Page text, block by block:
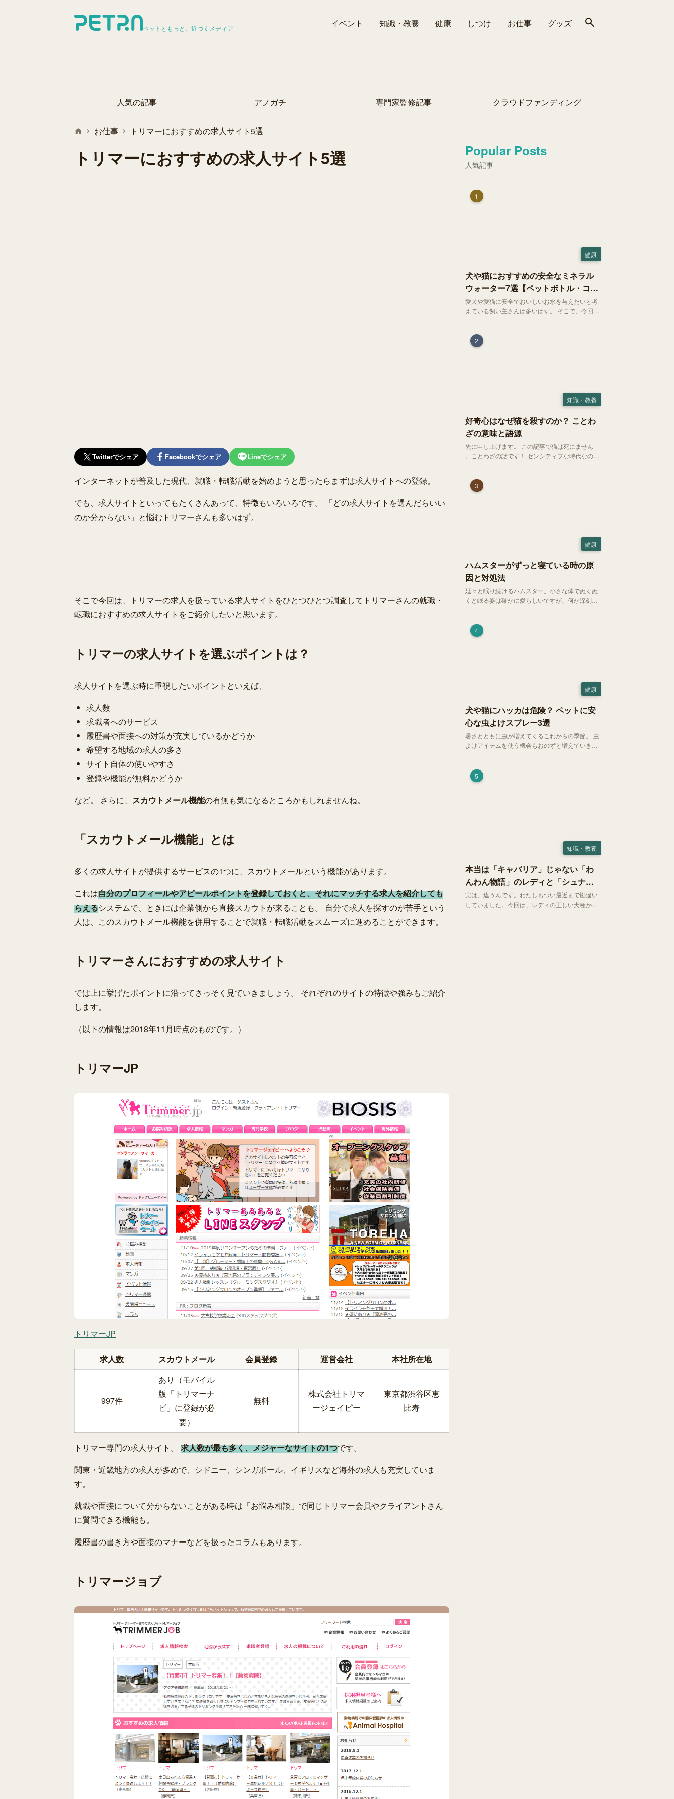
ペットともっと、近づくメディア イベント 知識・教養 健康 しつけ お仕事 グッズ
人気の記事 アノガチ 専門家監修記事 クラウドファンディング
お仕事 トリマーにおすすめの求人サイト5選
トリマーにおすすめの求人サイト5選
Twitterでシェア Facebookでシェア Lineでシェア
インターネットが普及した現代、就職・転職活動を始めようと思ったらまずは求人サイトへの登録。
でも、求人サイトといってもたくさんあって、特徴もいろいろです。 「どの求人サイトを選んだらいい
のか分からない」と悩むトリマーさんも多いはず。
そこで今回は、トリマーの求人を扱っている求人サイトをひとつひとつ調査してトリマーさんの就職・
転職におすすめの求人サイトをご紹介したいと思います。
トリマーの求人サイトを選ぶポイントは？
求人サイトを選ぶ時に重視したいポイントといえば、
求人数
求職者へのサービス
履歴書や面接への対策が充実しているかどうか
希望する地域の求人の多さ
サイト自体の使いやすさ
登録や機能が無料かどうか
など。 さらに、 スカウトメール機能の有無も気になるところかもしれませんね。
「スカウトメール機能」とは
多くの求人サイトが提供するサービスの1つに、スカウトメールという機能があります。
これは自分のプロフィールやアピールポイントを登録しておくと、それにマッチする求人を紹介しても
らえるシステムで、ときには企業側から直接スカウトが来ることも。 自分で求人を探すのが苦手という
人は、このスカウトメール機能を併用することで就職・転職活動をスムーズに進めることができます。
トリマーさんにおすすめの求人サイト
では上に挙げたポイントに沿ってさっそく見ていきましょう。 それぞれのサイトの特徴や強みもご紹介
します。
（以下の情報は2018年11月時点のものです。）
トリマーJP
トリマーJP
求人数 スカウトメール 会員登録 運営会社 本社所在地
997件
あり（モバイル
版「トリマーナ
ビ」に登録が必
要）
無料
株式会社トリマ
ージェイピー
東京都渋谷区恵
比寿
トリマー専門の求人サイト。 求人数が最も多く、メジャーなサイトの1つです。
関東・近畿地方の求人が多めで、シドニー、シンガポール、イギリスなど海外の求人も充実していま
す。
就職や面接について分からないことがある時は「お悩み相談」で同じトリマー会員やクライアントさん
に質問できる機能も。
履歴書の書き方や面接のマナーなどを扱ったコラムもあります。
トリマージョブ
Popular Posts
人気記事
1
健康
犬や猫におすすめの安全なミネラル
ウォーター7選【ペットボトル・コン
ビニ対応】
愛犬や愛猫に安全でおいしいお水を与えたいと考
えている飼い主さんは多いはず。 そこで、今回は
おすすめなものを厳選してご紹介します！
2
知識・教養
好奇心はなぜ猫を殺すのか？ ことわ
ざの意味と語源
先に申し上げます。 この記事で猫は死にません
。ことわざの話です！ センシティブな時代なので
ざを聞いたことはありますか？
3
健康
ハムスターがずっと寝ている時の原
因と対処法
延々と眠り続けるハムスター。小さな体でぬくぬ
くと眠る姿は確かに愛らしいですが、何か深刻な
常範囲やぐったりしている場合の見分け方、安心
できる環境づくり についてご紹介します。
4
健康
犬や猫にハッカは危険？ ペットに安
心な虫よけスプレー3選
暑さとともに虫が増えてくるこれからの季節。 虫
よけアイテムを使う機会もおのずと増えていきま
健康には悪影響 だということはご存知ですか？
5
知識・教養
本当は「キャバリア」じゃない「わ
んわん物語」のレディと「シュナ」
じゃないトランプ
実は、違うんです。わたしもつい最近まで勘違い
していました。今回は、レディの正しい犬種から